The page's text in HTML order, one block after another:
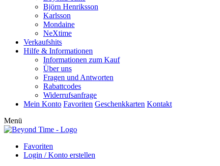
Björn Henriksson
Karlsson
Mondaine
NeXtime
Verkaufshits
Hilfe & Informationen
Informationen zum Kauf
Über uns
Fragen und Antworten
Rabattcodes
Widerrufsanfrage
Mein Konto Favoriten Geschenkkarten Kontakt
Menü
Favoriten
Login / Konto erstellen